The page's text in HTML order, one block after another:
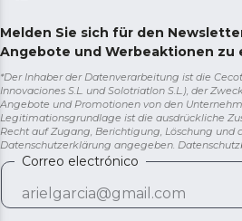
Melden Sie sich für den
Angebote und Werbeaktionen zu
*Der Inhaber der Datenverarbeitung ist die
Innovaciones S.L. und Solotriatlon S.L.), der
Angebote und Promotionen von den
Legitimationsgrundlage ist die ausdrückliche
Recht auf Zugang, Berichtigung, Löschung und
Datenschutzerklärung angegeben.
Correo electrónico